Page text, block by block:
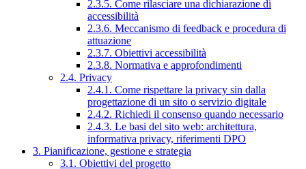
2.3.5. Come rilasciare una dichiarazione di
accessibilità
2.3.6. Meccanismo di feedback e procedura di
attuazione
2.3.7. Obiettivi accessibilità
2.3.8. Normativa e approfondimenti
2.4. Privacy
2.4.1. Come rispettare la privacy sin dalla
progettazione di un sito o servizio digitale
2.4.2. Richiedi il consenso quando necessario
2.4.3. Le basi del sito web: architettura,
informativa privacy, riferimenti DPO
3. Pianificazione, gestione e strategia
3.1. Obiettivi del progetto